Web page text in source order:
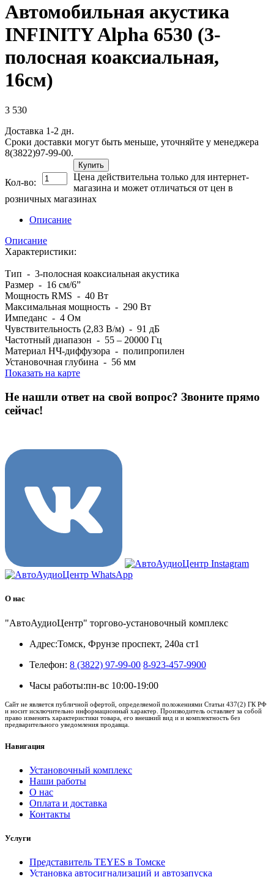
Автомобильная акустика
INFINITY Alpha 6530 (3-
полосная коаксиальная,
16см)
3 530
Доставка 1-2 дн.
Сроки доставки могут быть меньше, уточняйте у менеджера
8(3822)97-99-00.
Кол-во:
Купить
Цена действительна только для интернет-
магазина и может отличаться от цен в
розничных магазинах
Описание
Описание
Характеристики:
Тип - 3-полосная коаксиальная акустика
Размер - 16 см/6”
Мощность RMS - 40 Вт
Максимальная мощность - 290 Вт
Импеданс - 4 Ом
Чувствительность (2,83 В/м) - 91 дБ
Частотный диапазон - 55 – 20000 Гц
Материал НЧ-диффузора - полипропилен
Установочная глубина - 56 мм
Показать на карте
Не нашли ответ на свой вопрос? Звоните прямо
сейчас!
О нас
"АвтоАудиоЦентр" торгово-установочный комплекс
Адрес:Томск, Фрунзе проспект, 240а ст1
Телефон: 8 (3822) 97-99-00 8-923-457-9900
Часы работы:пн-вс 10:00-19:00
Сайт не является публичной офертой, определяемой положениями Статьи 437(2) ГК РФ
и носит исключительно информационный характер. Производитель оставляет за собой
право изменять характеристики товара, его внешний вид и и комплектность без
предварительного уведомления продавца.
Навигация
Установочный комплекс
Наши работы
О нас
Оплата и доставка
Контакты
Услуги
Представитель TEYES в Томске
Установка автосигнализаций и автозапуска